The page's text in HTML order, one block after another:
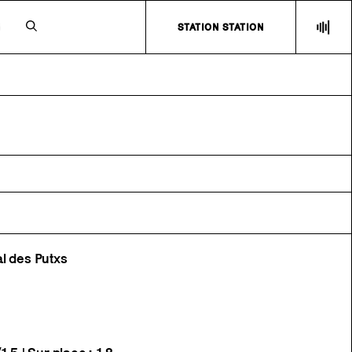
STATION STATION
des Putxs